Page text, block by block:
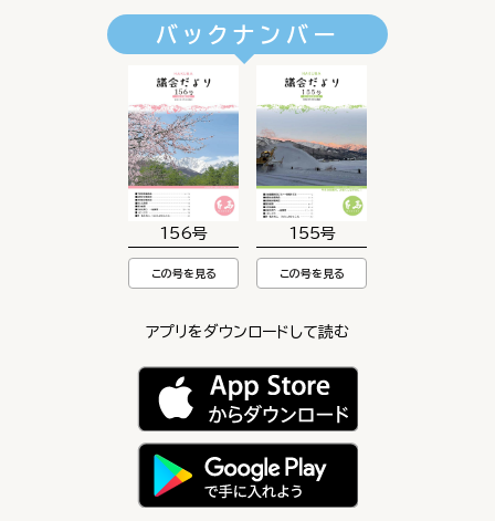
バックナンバー
156号
この号を見る
155号
この号を見る
アプリをダウンロードして読む